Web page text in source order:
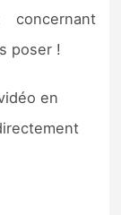
concernant
poser !
en